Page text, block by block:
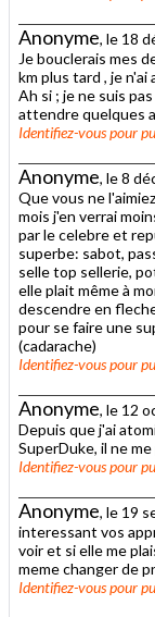
Anonyme, le 18
Je bouclerais mes
km plus tard , je
Ah si ; je ne suis
attendre quelques
Identifiez-vouspour
Anonyme, le 8
Que vous ne
mois j'en verrai
par le celebre et
superbe: sabot,
selle top sellerie,
elle plait même à
descendre en
pour se faire une
(cadarache)
Identifiez-vouspour
Anonyme, le 12
Depuis que j'ai
SuperDuke, il ne me
Identifiez-vouspour
Anonyme, le 19
interessant vos
voir et si elle me
meme changer de
Identifiez-vouspour